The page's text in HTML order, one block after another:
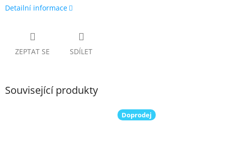
Detailní informace
ZEPTAT SE SDÍLET
Související produkty
Doprodej